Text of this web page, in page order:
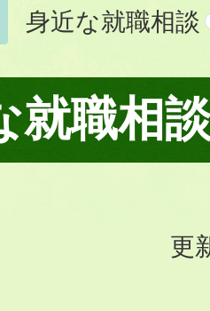
身近な就職相談
就職相
更